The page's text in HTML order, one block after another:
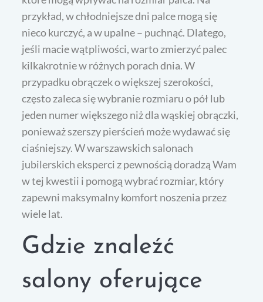
przykład, w chłodniejsze dni palce mogą się
nieco kurczyć, a w upalne – puchnąć. Dlatego,
jeśli macie wątpliwości, warto zmierzyć palec
kilkakrotnie w różnych porach dnia. W
przypadku obrączek o większej szerokości,
często zaleca się wybranie rozmiaru o pół lub
jeden numer większego niż dla wąskiej obrączki,
ponieważ szerszy pierścień może wydawać się
ciaśniejszy. W warszawskich salonach
jubilerskich eksperci z pewnością doradzą Wam
w tej kwestii i pomogą wybrać rozmiar, który
zapewni maksymalny komfort noszenia przez
wiele lat.
Gdzie znaleźć
salony oferujące